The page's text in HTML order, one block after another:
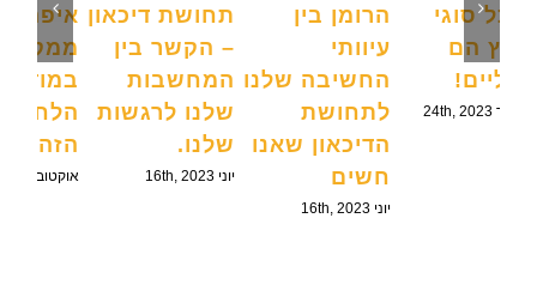
תחושת דיכאון
– הקשר בין
המחשבות
שלנו לרגשות
שלנו.
יוני 16th, 2023
הרומן בין
עיוותי
החשיבה שלנו
לתחושת
הדיכאון שאנו
חשים
יוני 16th, 2023
לא כל סוגי
הלחץ הם
שליליים!
אוקטובר 24th, 2023